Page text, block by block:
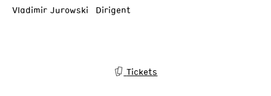
Vladimir Jurowski Dirigent
Tickets